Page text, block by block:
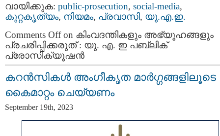
വായിക്കുക: public-prosecution, social-media,
കുറ്റകൃത്യം, നിയമം, പ്രവാസി, യു.എ.ഇ.
Comments Offon കിംവദന്തികളും അഭ്യൂഹങ്ങളും
പ്രചരിപ്പിക്കരുത് : യു. എ. ഇ പബ്ലിക്
പ്രോസിക്യൂഷൻ
കറൻസികൾ അംഗീകൃത മാർഗ്ഗങ്ങളിലൂടെ
കൈമാറ്റം ചെയ്യണം
September 19th, 2023